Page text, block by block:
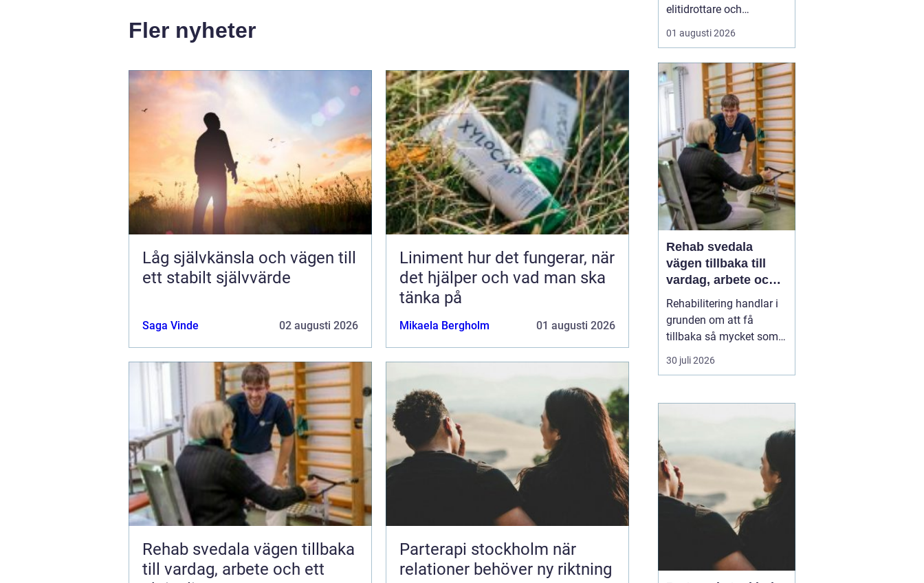
Fler nyheter
Låg självkänsla och vägen till
ett stabilt självvärde
Saga Vinde 02 augusti 2026
Liniment hur det fungerar, när
det hjälper och vad man ska
tänka på
Mikaela Bergholm 01 augusti 2026
Rehab svedala vägen tillbaka
till vardag, arbete och ett
Parterapi stockholm när
relationer behöver ny riktning
elitidrottare och
vardagsmotionärer för
att lindra stelhet, värk
finns moderna, mer
skonsamma produkter
som kombinerar klassisk
funktion med ny
forskning. ...
01 augusti 2026
Rehab svedala
vägen tillbaka till
vardag, arbete och
ett aktivt liv
Rehabilitering handlar i
grunden om att få
tillbaka så mycket som
möjligt av styrka,
rörlighet och ork efter
långvariga besvär. I
samlad, trygg och
lättillgänglig vård inom
rehab där fysioterap...
30 juli 2026